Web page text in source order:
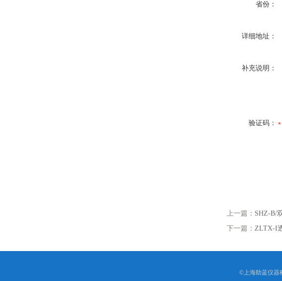
省份：
详细地址：
补充说明：
验证码：
上一篇： SHZ-B/
下一篇： ZLTX-I
©上海助蓝仪器